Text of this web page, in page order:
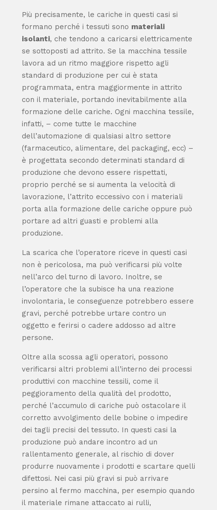
Più precisamente, le cariche in questi casi si
formano perché i tessuti sono materiali
isolanti, che tendono a caricarsi elettricamente
se sottoposti ad attrito. Se la macchina tessile
lavora ad un ritmo maggiore rispetto agli
standard di produzione per cui è stata
programmata, entra maggiormente in attrito
con il materiale, portando inevitabilmente alla
formazione delle cariche. Ogni macchina tessile,
infatti, – come tutte le macchine
dell’automazione di qualsiasi altro settore
(farmaceutico, alimentare, del packaging, ecc) –
è progettata secondo determinati standard di
produzione che devono essere rispettati,
proprio perché se si aumenta la velocità di
lavorazione, l’attrito eccessivo con i materiali
porta alla formazione delle cariche oppure può
portare ad altri guasti e problemi alla
produzione.
La scarica che l’operatore riceve in questi casi
non è pericolosa, ma può verificarsi più volte
nell’arco del turno di lavoro. Inoltre, se
l’operatore che la subisce ha una reazione
involontaria, le conseguenze potrebbero essere
gravi, perché potrebbe urtare contro un
oggetto e ferirsi o cadere addosso ad altre
persone.
Oltre alla scossa agli operatori, possono
verificarsi altri problemi all’interno dei processi
produttivi con macchine tessili, come il
peggioramento della qualità del prodotto,
perché l’accumulo di cariche può ostacolare il
corretto avvolgimento delle bobine o impedire
dei tagli precisi del tessuto. In questi casi la
produzione può andare incontro ad un
rallentamento generale, al rischio di dover
produrre nuovamente i prodotti e scartare quelli
difettosi. Nei casi più gravi si può arrivare
persino al fermo macchina, per esempio quando
il materiale rimane attaccato ai rulli,